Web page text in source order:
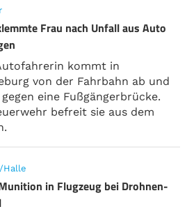
Frau nach Unfall aus Auto
kommt in
von der Fahrbahn ab und
eine Fußgängerbrücke.
befreit sie aus dem
Halle
in Flugzeug bei Drohnen-